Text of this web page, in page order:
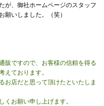
が、御社ホームページのスタッフ
願いしました。（笑）
販ですので、お客様の信頼を得る
えております。
お店だと思って頂けたといたしま
くお願い申し上げます。